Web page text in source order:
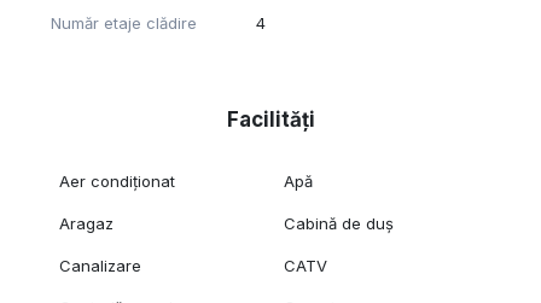
Număr etaje clădire 4
Facilități
Aer condiționat Apă
Aragaz Cabină de duș
Canalizare CATV